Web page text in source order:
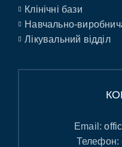
Клінічні бази
Навчально-
Лікувальний відділ
Email:
Телефон: